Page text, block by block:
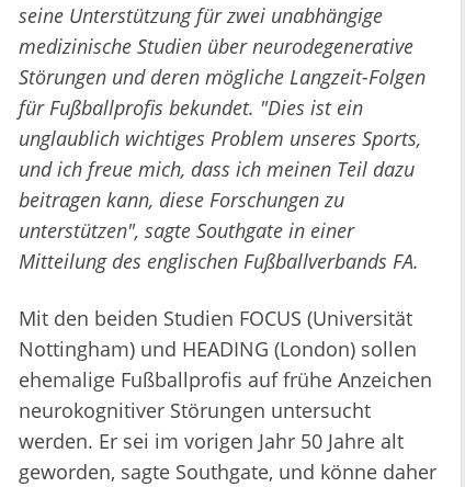
seine Unterstützung für zwei unabhängige
medizinische Studien über neurodegenerative
Störungen und deren mögliche Langzeit-Folgen
für Fußballprofis bekundet. "Dies ist ein
unglaublich wichtiges Problem unseres Sports,
und ich freue mich, dass ich meinen Teil dazu
beitragen kann, diese Forschungen zu
unterstützen", sagte Southgate in einer
Mitteilung des englischen Fußballverbands FA.
Mit den beiden Studien FOCUS (Universität
Nottingham) und HEADING (London) sollen
ehemalige Fußballprofis auf frühe Anzeichen
neurokognitiver Störungen untersucht
werden. Er sei im vorigen Jahr 50 Jahre alt
geworden, sagte Southgate, und könne daher